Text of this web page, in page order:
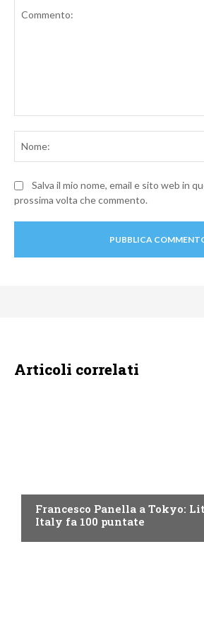
Salva il mio nome, email e sito web in
prossima volta che commento.
Articoli correlati
Francesco Panella a Tokyo:
Italy fa 100 puntate